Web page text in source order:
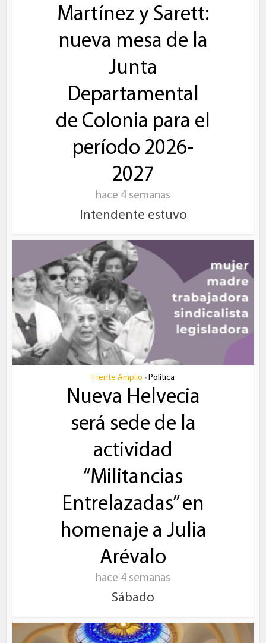
Martínez y Sarett:
nueva mesa de la
Junta
Departamental
de Colonia para el
período 2026-
2027
hace 4 semanas
Intendente estuvo
Frente Amplio • Política
Nueva Helvecia
será sede de la
actividad
“Militancias
Entrelazadas” en
homenaje a Julia
Arévalo
hace 4 semanas
Sábado